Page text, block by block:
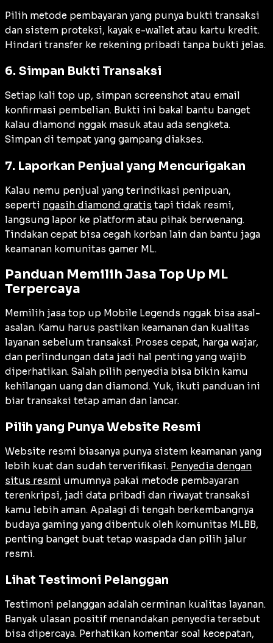
Pilih metode pembayaran yang punya bukti transaksi
dan sistem proteksi, kayak e-wallet atau kartu kredit.
Hindari transfer ke rekening pribadi tanpa bukti jelas.
6. Simpan Bukti Transaksi
Setiap kali top up, simpan screenshot atau email
konfirmasi pembelian. Bukti ini bakal bantu banget
kalau diamond nggak masuk atau ada sengketa.
Simpan di tempat yang gampang diakses.
7. Laporkan Penjual yang Mencurigakan
Kalau nemu penjual yang terindikasi penipuan,
seperti ngasih diamond gratis tapi tidak resmi,
langsung lapor ke platform atau pihak berwenang.
Tindakan cepat bisa cegah korban lain dan bantu jaga
keamanan komunitas gamer ML.
Panduan Memilih Jasa Top Up ML
Terpercaya
Memilih jasa top up Mobile Legends nggak bisa asal-
asalan. Kamu harus pastikan keamanan dan kualitas
layanan sebelum transaksi. Proses cepat, harga wajar,
dan perlindungan data jadi hal penting yang wajib
diperhatikan. Salah pilih penyedia bisa bikin kamu
kehilangan uang dan diamond. Yuk, ikuti panduan ini
biar transaksi tetap aman dan lancar.
Pilih yang Punya Website Resmi
Website resmi biasanya punya sistem keamanan yang
lebih kuat dan sudah terverifikasi. Penyedia dengan
situs resmi umumnya pakai metode pembayaran
terenkripsi, jadi data pribadi dan riwayat transaksi
kamu lebih aman. Apalagi di tengah berkembangnya
budaya gaming yang dibentuk oleh komunitas MLBB,
penting banget buat tetap waspada dan pilih jalur
resmi.
Lihat Testimoni Pelanggan
Testimoni pelanggan adalah cerminan kualitas layanan.
Banyak ulasan positif menandakan penyedia tersebut
bisa dipercaya. Perhatikan komentar soal kecepatan,